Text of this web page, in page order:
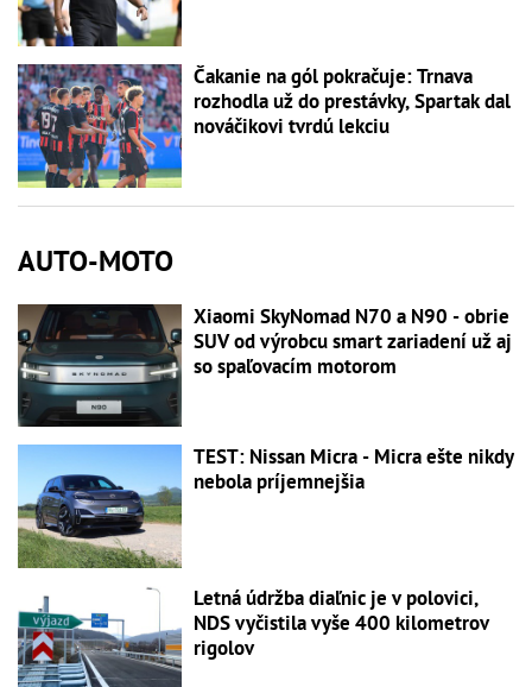
Čakanie na gól pokračuje: Trnava
rozhodla už do prestávky, Spartak dal
nováčikovi tvrdú lekciu
AUTO-MOTO
Xiaomi SkyNomad N70 a N90 - obrie
SUV od výrobcu smart zariadení už aj
so spaľovacím motorom
TEST: Nissan Micra - Micra ešte nikdy
nebola príjemnejšia
Letná údržba diaľnic je v polovici,
NDS vyčistila vyše 400 kilometrov
rigolov